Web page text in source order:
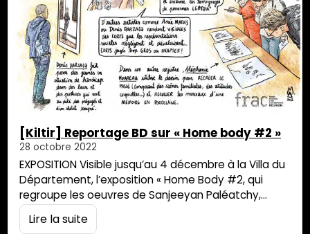
[Kiltir] Reportage BD sur « Home body #2 »
28 octobre 2022
EXPOSITION Visible jusqu’au 4 décembre à la Villa du
Département, l’exposition « Home Body #2, qui
regroupe les oeuvres de Sanjeeyan Paléatchy,
Gwladys Gambie, Brandon Gercara, Anie Matois,
Denis Darzacq et Stéphanie Hoareau, a inspiré le
Lire la suite